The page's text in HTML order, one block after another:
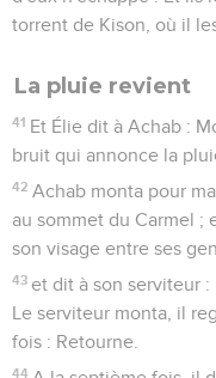
torrent de Kison, où il
La pluie revient
41 Et Élie dit à Achab :
bruit qui annonce la
42 Achab monta pour
au sommet du Carmel ;
son visage entre ses
43 et dit à son serviteur :
Le serviteur monta, il
fois : Retourne.
44